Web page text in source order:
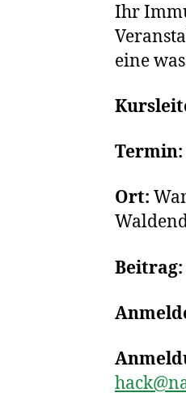
Ihr
eine
Termin:
Ort:
Beitrag: